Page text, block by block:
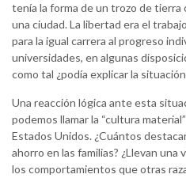
tenía la forma de un trozo de tierra
una ciudad. La libertad era el
para la igual carrera al progreso
universidades, en algunas
como tal ¿podía explicar la
Una reacción lógica ante esta
podemos llamar la “cultura
Estados Unidos. ¿Cuántos
ahorro en las familias? ¿Llevan una
los comportamientos que otras